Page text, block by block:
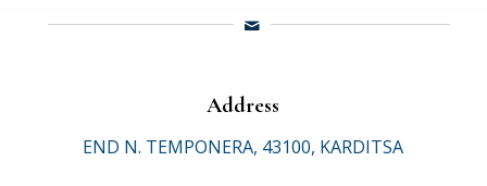
Address
END N. TEMPONERA, 43100, KARDITSA